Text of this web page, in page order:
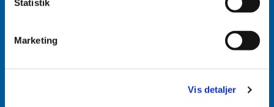
Statistik
Marketing
Vis detaljer